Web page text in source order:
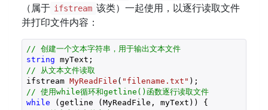
（属于 ifstream 该类）一起使用，以逐行读取文件
并打印文件内容：
// 创建一个文本字符串，用于输出文本文件
string
// 从文本文件读取
ifstream MyReadFile ( "filename.txt" )
// 使用while循环和getline()函数逐行读取文件
while (getline (MyReadFile, myText)) {